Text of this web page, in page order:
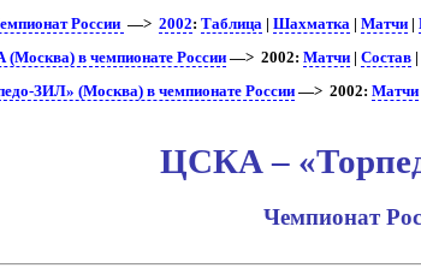
России —>2002:Таблица |Шахматка |Матчи |
в чемпионате России —> 2002:Матчи |Состав
ЗИЛ» (Москва) в чемпионате России —> 2002:Матчи
ЦСКА –
Чемпионат